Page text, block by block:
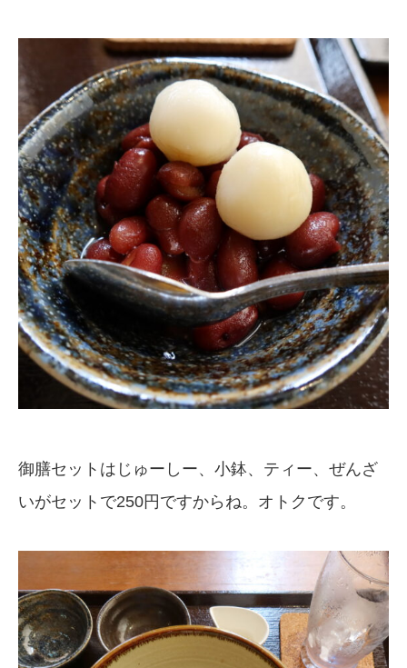
御膳セットはじゅーしー、小鉢、ティー、ぜんざ
いがセットで250円ですからね。オトクです。